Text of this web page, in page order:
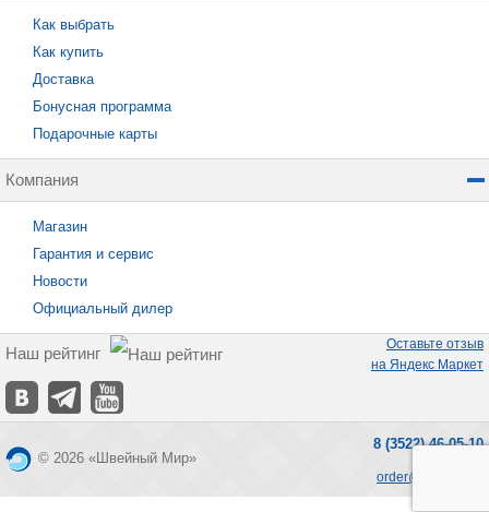
Как выбрать
Как купить
Доставка
Бонусная программа
Подарочные карты
Компания
Магазин
Гарантия и сервис
Новости
Официальный дилер
Наш рейтинг
Оставьте отзыв
на Яндекс Маркет
© 2026 «Швейный Мир»
8 (3522) 46-05-10
order@seworld.ru